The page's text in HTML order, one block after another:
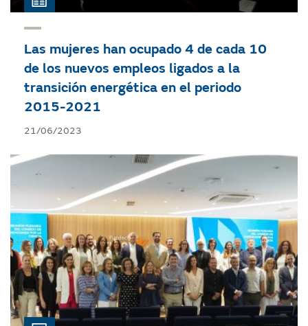
Las mujeres han ocupado 4 de cada 10
de los nuevos empleos ligados a la
transición energética en el periodo
2015-2021
21/06/2023